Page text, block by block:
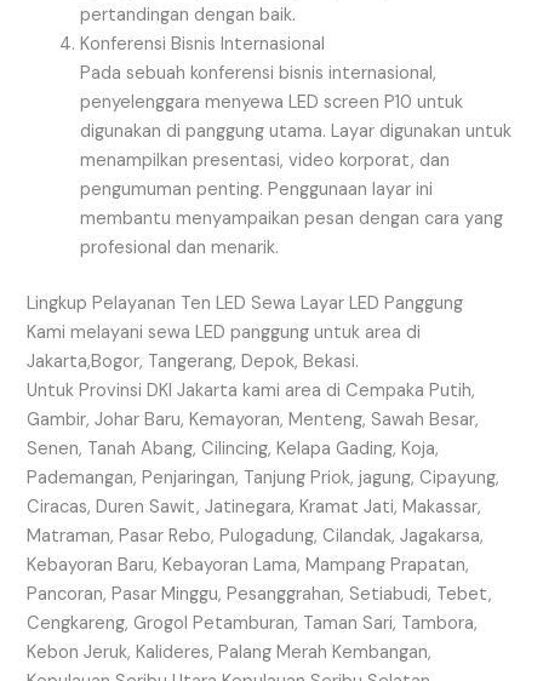
pertandingan dengan baik.
Konferensi Bisnis Internasional
Pada sebuah konferensi bisnis internasional,
penyelenggara menyewa LED screen P10 untuk
digunakan di panggung utama. Layar digunakan untuk
menampilkan presentasi, video korporat, dan
pengumuman penting. Penggunaan layar ini
membantu menyampaikan pesan dengan cara yang
profesional dan menarik.
Lingkup Pelayanan Ten LED Sewa Layar LED Panggung
Kami melayani sewa LED panggung untuk area di
Jakarta,Bogor, Tangerang, Depok, Bekasi.
Untuk Provinsi DKI Jakarta kami area di Cempaka Putih,
Gambir, Johar Baru, Kemayoran, Menteng, Sawah Besar,
Senen, Tanah Abang, Cilincing, Kelapa Gading, Koja,
Pademangan, Penjaringan, Tanjung Priok, jagung, Cipayung,
Ciracas, Duren Sawit, Jatinegara, Kramat Jati, Makassar,
Matraman, Pasar Rebo, Pulogadung, Cilandak, Jagakarsa,
Kebayoran Baru, Kebayoran Lama, Mampang Prapatan,
Pancoran, Pasar Minggu, Pesanggrahan, Setiabudi, Tebet,
Cengkareng, Grogol Petamburan, Taman Sari, Tambora,
Kebon Jeruk, Kalideres, Palang Merah Kembangan,